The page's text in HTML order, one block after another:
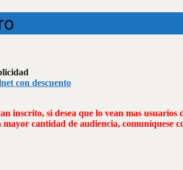
con descuento
inscrito, si desea que lo vean mas
cantidad de audiencia, comuníquese